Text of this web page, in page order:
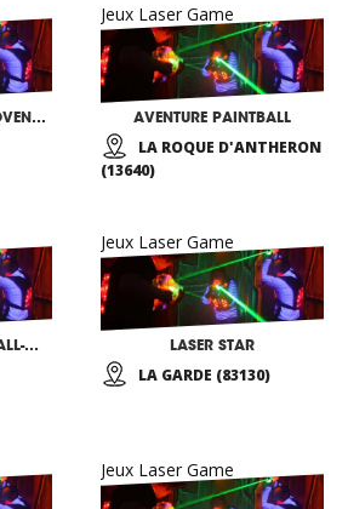
KARTING INDOOR PROVENCE
Jeux Laser Game
AVENTURE PAINTBALL
LA ROQUE D'ANTHERON
(13640)
LASER GAME-JORKY BALL-PAINT BALL
Jeux Laser Game
LASER STAR
LA GARDE (83130)
Jeux Laser Game